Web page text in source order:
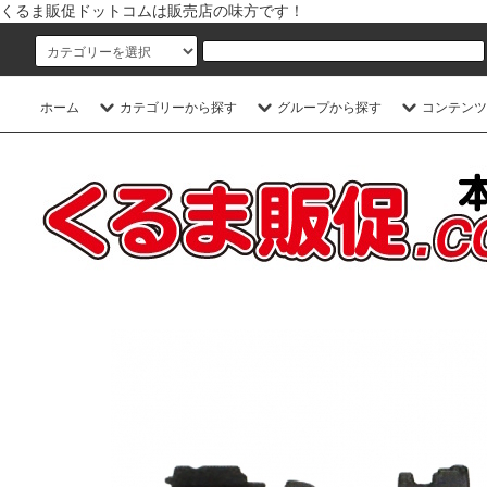
くるま販促ドットコムは販売店の味方です！
ホーム カテゴリーから探す グループから探す コンテン